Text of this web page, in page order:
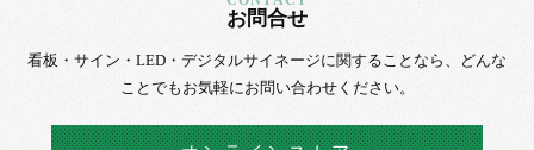
お問合せ
看板・サイン・LED・デジタルサイネージに関することなら、
どんな
ことでもお気軽にお問い合わせください。